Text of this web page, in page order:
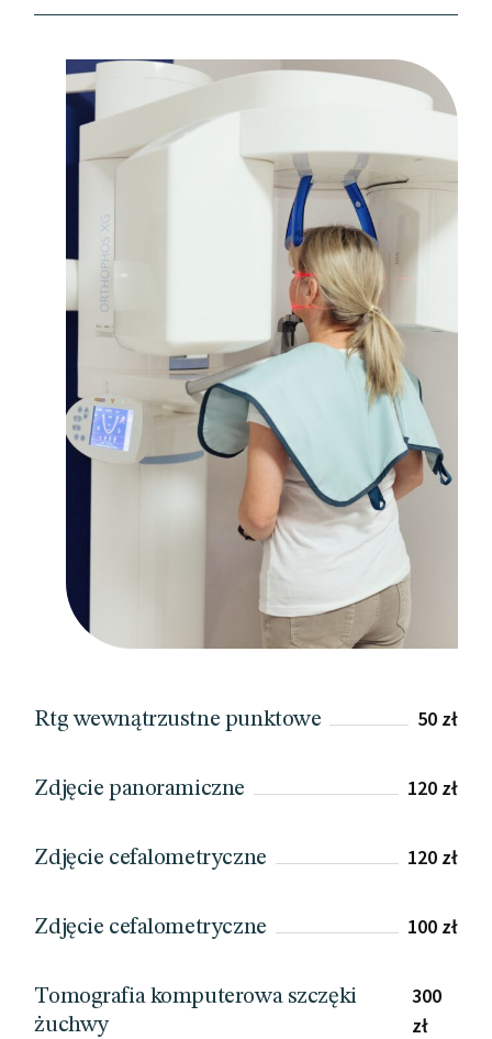
Rtg wewnątrzustne punktowe 50 zł
Zdjęcie panoramiczne 120 zł
Zdjęcie cefalometryczne 120 zł
Zdjęcie cefalometryczne 100 zł
Tomografia komputerowa szczęki
żuchwy
300
zł